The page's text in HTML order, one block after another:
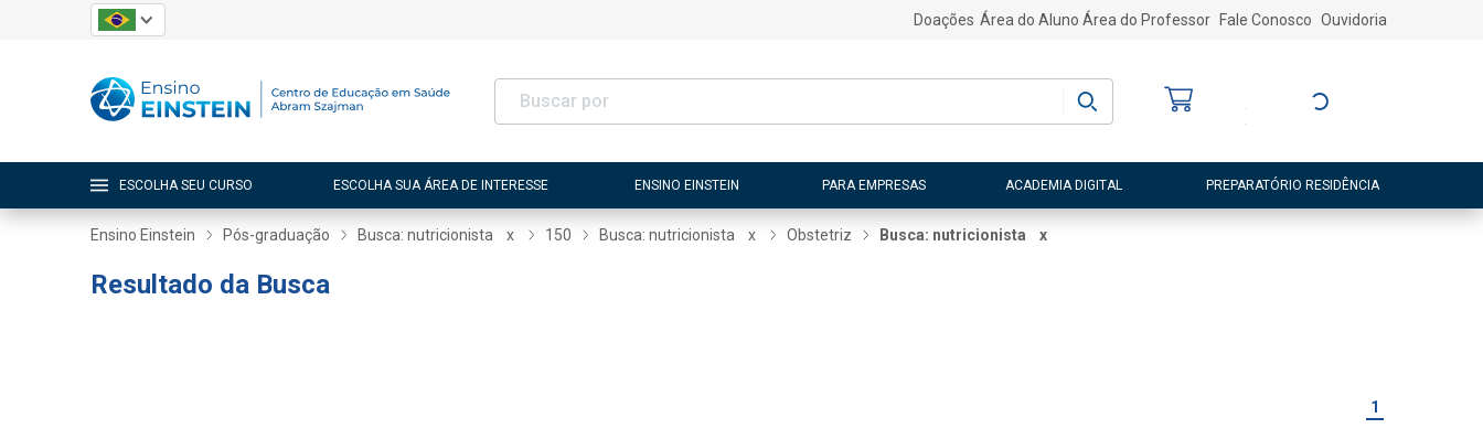
Doações Área do Aluno Área do Professor Fale Conosco Ouvidoria
Entre ou Cadastre-
ESCOLHA SEU CURSO ESCOLHA SUA ÁREA DE INTERESSE ENSINO EINSTEIN PARA EMPRESAS ACADEMIA DIGITAL PREPARATÓRIO RESIDÊNCIA
Ensino Einstein Pós-graduação Busca: nutricionista x 150 Busca: nutricionista x Obstetriz Busca: nutricionista x
Resultado da Busca
1